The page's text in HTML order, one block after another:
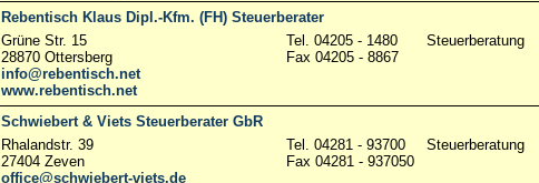
Rebentisch Klaus Dipl.-Kfm. (FH) Steuerberater
Grüne Str. 15
28870 Ottersberg
info@rebentisch.net
www.rebentisch.net
Tel. 04205 - 1480
Fax 04205 - 8867
Steuerberatung
Schwiebert & Viets Steuerberater GbR
Rhalandstr. 39
27404 Zeven
office@schwiebert-viets.de
Tel. 04281 - 93700
Fax 04281 - 937050
Steuerberatung